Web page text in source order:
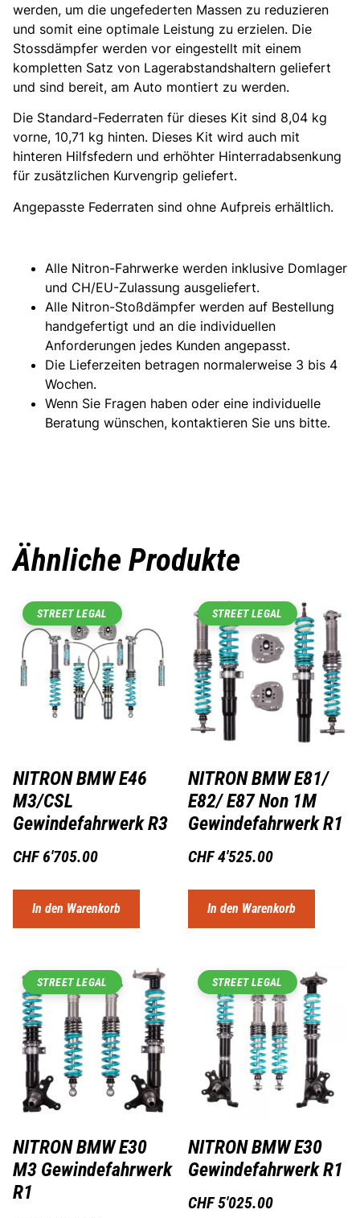
werden, um die ungefederten Massen zu reduzieren
und somit eine optimale Leistung zu erzielen. Die
Stossdämpfer werden vor eingestellt mit einem
kompletten Satz von Lagerabstandshaltern geliefert
und sind bereit, am Auto montiert zu werden.
Die Standard-Federraten für dieses Kit sind 8,04 kg
vorne, 10,71 kg hinten. Dieses Kit wird auch mit
hinteren Hilfsfedern und erhöhter Hinterradabsenkung
für zusätzlichen Kurvengrip geliefert.
Angepasste Federraten sind ohne Aufpreis erhältlich.
Alle Nitron-Fahrwerke werden inklusive Domlager
und CH/EU-Zulassung ausgeliefert.
Alle Nitron-Stoßdämpfer werden auf Bestellung
handgefertigt und an die individuellen
Anforderungen jedes Kunden angepasst.
Die Lieferzeiten betragen normalerweise 3 bis 4
Wochen.
Wenn Sie Fragen haben oder eine individuelle
Beratung wünschen, kontaktieren Sie uns bitte.
Ähnliche Produkte
STREET LEGAL
NITRON BMW E46
M3/CSL
Gewindefahrwerk R3
CHF6'705.00
In den Warenkorb
STREET LEGAL
NITRON BMW E81/
E82/ E87 Non 1M
Gewindefahrwerk R1
CHF4'525.00
In den Warenkorb
STREET LEGAL
NITRON BMW E30
M3 Gewindefahrwerk
R1
STREET LEGAL
NITRON BMW E30
Gewindefahrwerk R1
CHF5'025.00